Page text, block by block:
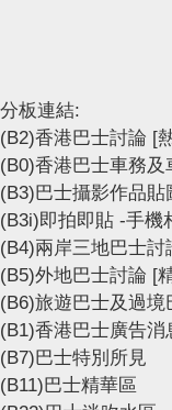
分板連結:
(B2)香港巴士討論 [
(B0)香港巴士車務及
(B3)巴士攝影作品貼
(B3i)即拍即貼 -手機
(B4)兩岸三地巴士討
(B5)外地巴士討論 [
(B6)旅遊巴士及過境
(B1)香港巴士廣告
(B7)巴士特別所見
(B11)巴士精華區